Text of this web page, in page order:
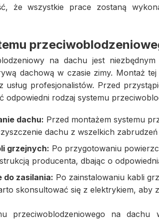
że wszystkie prace zostaną
na dachu jest
dachową w czasie zimy. Montaż
usług profesjonalistów. Przed
odpowiedni rodzaj systemu
dachu: Przed montażem systemu
dachu z wszelkich
grzejnych: Po przygotowaniu
producenta, dbając o
do zasilania: Po zainstalowaniu kabli
skonsultować się z elektrykiem, aby
przeciwoblodzeniowego na dachu